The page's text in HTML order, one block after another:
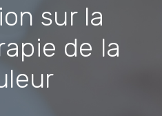
sur la
de la